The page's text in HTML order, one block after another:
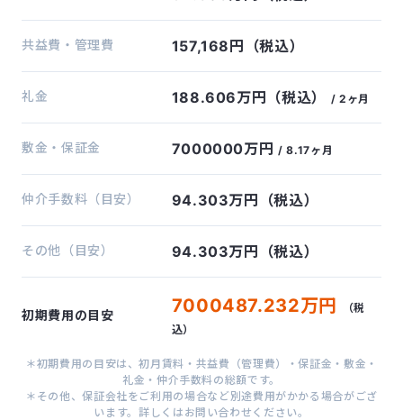
共益費・管理費 157,168円（税込）
礼金 188.606万円（税込） / 2ヶ月
敷金・保証金 7000000万円/ 8.17ヶ月
仲介手数料（目安） 94.303万円（税込）
その他（目安） 94.303万円（税込）
初期費用の目安 7000487.232万円
（税
込）
＊初期費用の目安は、初月賃料・共益費（管理費）・保証金・敷金・
礼金・仲介手数料の総額です。
＊その他、保証会社をご利用の場合など別途費用がかかる場合がござ
います。詳しくはお問い合わせください。